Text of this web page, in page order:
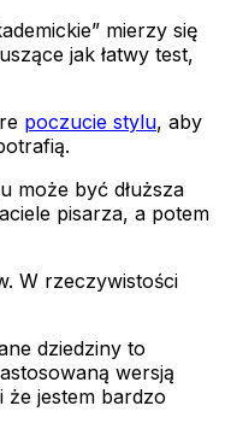
mierzy się
jak łatwy test,
poczucie stylu, aby
może być dłuższa
pisarza, a potem
W rzeczywistości
dziedziny to
wersją
że jestem bardzo